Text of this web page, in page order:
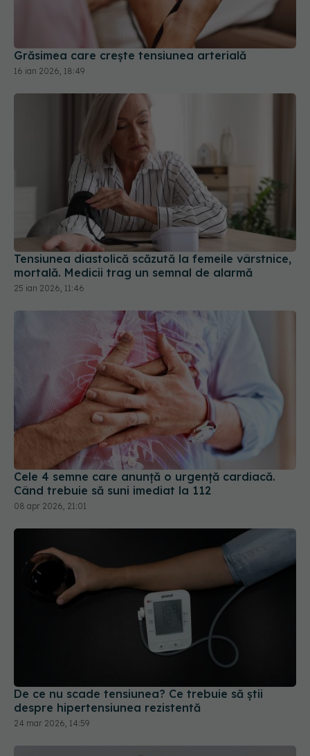
Grăsimea care crește tensiunea arterială
16 ian 2026, 18:49
Tensiunea diastolică scăzută la femeile vârstnice,
mortală. Medicii trag un semnal de alarmă
25 ian 2026, 11:46
Cele 4 semne care anunță o urgență cardiacă.
Când trebuie să suni imediat la 112
08 apr 2026, 21:01
De ce nu scade tensiunea? Ce trebuie să știi
despre hipertensiunea rezistentă
24 mar 2026, 14:59